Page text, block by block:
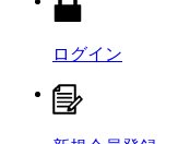
ログイン